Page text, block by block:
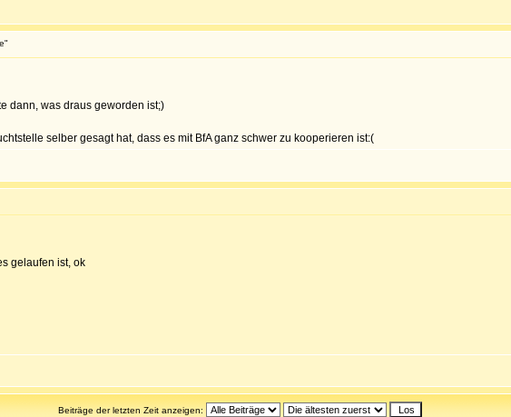
dann, was draus geworden ist;)
selber gesagt hat, dass es mit BfA ganz schwer zu kooperieren ist:(
gelaufen ist, ok
Beiträge der letzten Zeit anzeigen: